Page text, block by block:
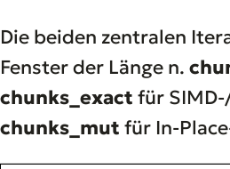
04 Leistungen
Docs
06Tools
07Welten
Die beiden zentralen
Fenster der Länge n.
chunks_exact für
chunks_mut für In-